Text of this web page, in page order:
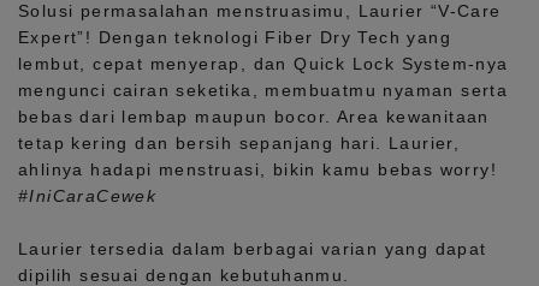
Solusi permasalahan menstruasimu, Laurier “V-Care
Expert”! Dengan teknologi Fiber Dry Tech yang
lembut, cepat menyerap, danQuick Lock System-nya
mengunci cairan seketika, membuatmu nyaman serta
bebas dari lembap maupun bocor. Area kewanitaan
tetap kering dan bersih sepanjang hari.
Laurier,
ahlinya hadapi menstruasi, bikin kamu bebas worry!
#IniCaraCewek
Laurier tersedia dalam berbagai varian yang dapat
dipilih sesuai dengan kebutuhanmu.